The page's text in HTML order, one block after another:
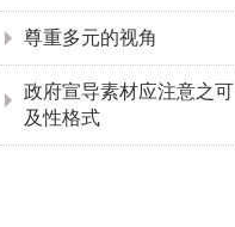
尊重多元的视角
政府宣导素材应注意之可
及性格式